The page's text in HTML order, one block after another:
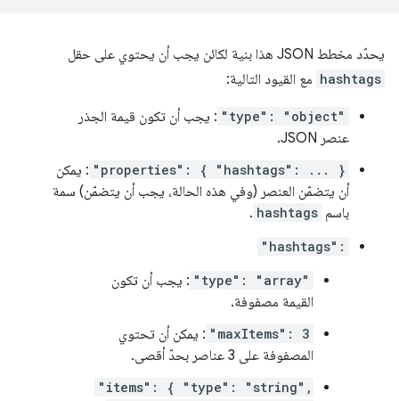
يحدّد مخطط JSON هذا بنية لكائن يجب أن يحتوي على حقل
hashtags مع القيود التالية:
"type": "object" : يجب أن تكون قيمة الجذر
عنصر JSON.
"properties": { "hashtags": ... } : يمكن
أن يتضمّن العنصر (وفي هذه الحالة، يجب أن يتضمّن) سمة
باسم hashtags
.
"hashtags":
"type": "array" : يجب أن تكون
القيمة مصفوفة.
"maxItems": 3 : يمكن أن تحتوي
المصفوفة على 3 عناصر بحدّ أقصى.
"items": { "type": "string",